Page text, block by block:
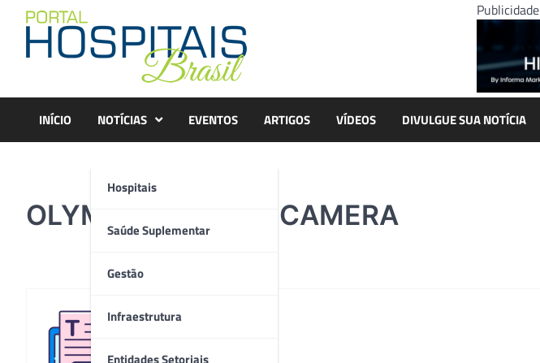
content
Publicidade
INÍCIO NOTÍCIAS
Hospitais
Saúde Suplementar
Gestão
Infraestrutura
Entidades Setoriais
EVENTOS ARTIGOS VÍDEOS DIVULGUE SUA NOTÍCIA
OLYMPUS DIGITAL CAMERA